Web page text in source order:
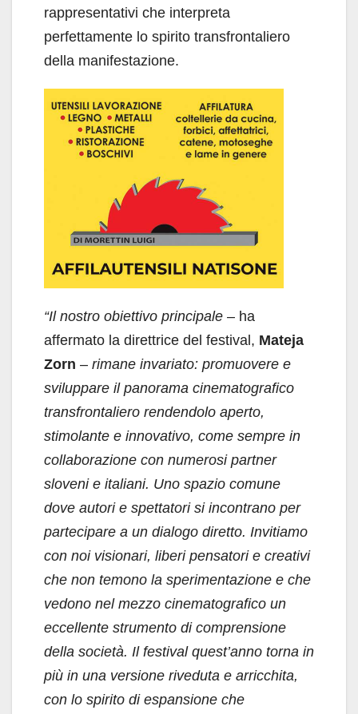
rappresentativi che interpreta
perfettamente lo spirito transfrontaliero
della manifestazione.
“Il nostro obiettivo principale – ha
affermato la direttrice del festival, Mateja
Zorn – rimane invariato: promuovere e
sviluppare il panorama cinematografico
transfrontaliero rendendolo aperto,
stimolante e innovativo, come sempre in
collaborazione con numerosi partner
sloveni e italiani. Uno spazio comune
dove autori e spettatori si incontrano per
partecipare a un dialogo diretto. Invitiamo
con noi visionari, liberi pensatori e creativi
che non temono la sperimentazione e che
vedono nel mezzo cinematografico un
eccellente strumento di comprensione
della società. Il festival quest’anno torna in
più in una versione riveduta e arricchita,
con lo spirito di espansione che